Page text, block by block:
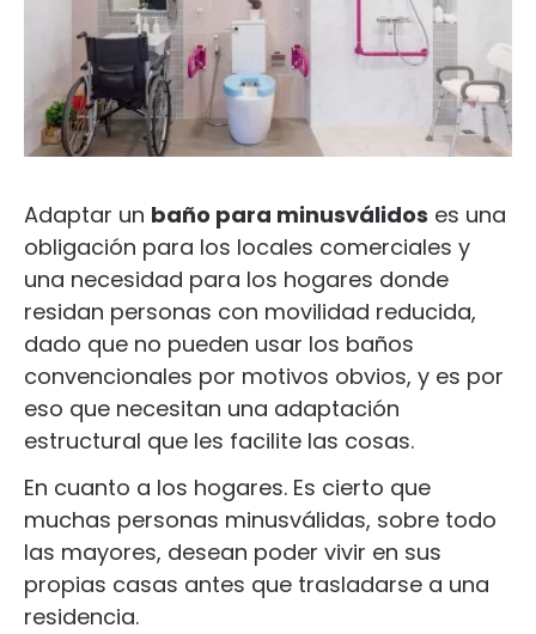
Adaptar un baño para minusválidos es una
obligación para los locales comerciales y
una necesidad para los hogares donde
residan personas con movilidad reducida,
dado que no pueden usar los baños
convencionales por motivos obvios, y es por
eso que necesitan una adaptación
estructural que les facilite las cosas.
En cuanto a los hogares. Es cierto que
muchas personas minusválidas, sobre todo
las mayores, desean poder vivir en sus
propias casas antes que trasladarse a una
residencia.